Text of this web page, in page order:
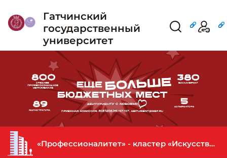
Гатчинский
государственный
университет
«Профессионалитет» - кластер «Искусство и креативная индустрия» в ГИЭФПТ